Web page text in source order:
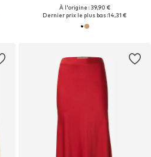
À l'origine : 39,90 €
Dernier prix le plus bas :14,31 €